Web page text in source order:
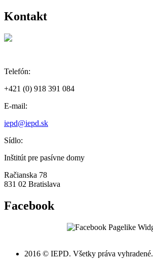
Kontakt
Telefón:
+421 (0) 918 391 084
E-mail:
iepd@iepd.sk
Sídlo:
Inštitút pre pasívne domy
Račianska 78
831 02 Bratislava
Facebook
2016 © IEPD. Všetky práva vyhradené.